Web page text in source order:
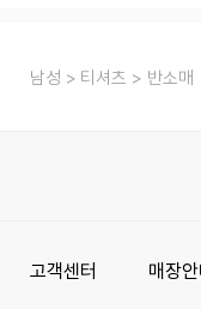
남성 티셔츠 반소매
고객센터 매장안